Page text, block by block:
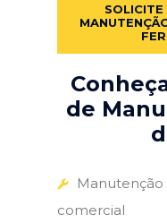
de
Manutenção
comercial